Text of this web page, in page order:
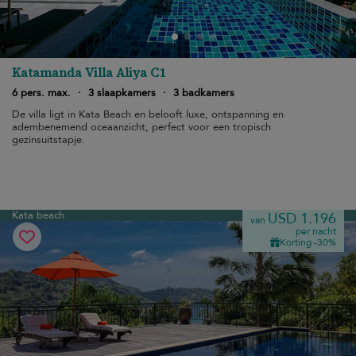
Katamanda Villa Aliya C1
6 pers. max. · 3 slaapkamers · 3 badkamers
De villa ligt in Kata Beach en belooft luxe, ontspanning en
adembenemend oceaanzicht, perfect voor een tropisch
gezinsuitstapje.
Kata beach van USD 1.196
per nacht
Korting -30%